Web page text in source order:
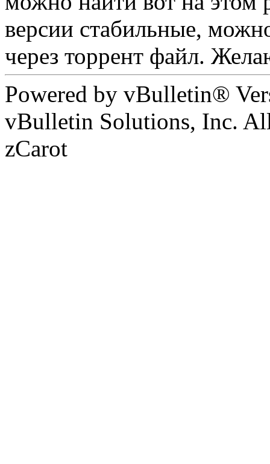
версии стабильные,
через торрент файл.
Powered by vBulletin®
vBulletin Solutions, Inc.
zCarot